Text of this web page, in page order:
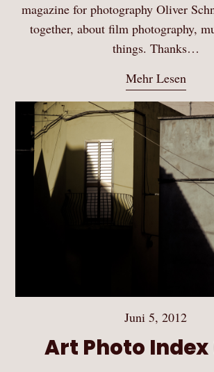
magazine for photography Oliver
together, about film photography,
things. Thanks…
Mehr Lesen
Juni 5, 2012
Art Photo Index